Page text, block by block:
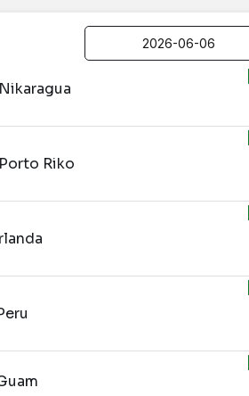
Nikaragua
Porto Riko